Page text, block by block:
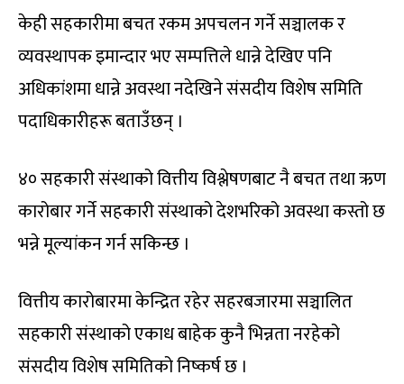
केही सहकारीमा बचत रकम अपचलन गर्ने सञ्चालक र
व्यवस्थापक इमान्दार भए सम्पत्तिले धान्ने देखिए पनि
अधिकांशमा धान्ने अवस्था नदेखिने संसदीय विशेष समिति
पदाधिकारीहरू बताउँछन् ।
४० सहकारी संस्थाको वित्तीय विश्लेषणबाट नै बचत तथा ऋण
कारोबार गर्ने सहकारी संस्थाको देशभरिको अवस्था कस्तो छ
भन्ने मूल्यांकन गर्न सकिन्छ ।
वित्तीय कारोबारमा केन्द्रित रहेर सहरबजारमा सञ्चालित
सहकारी संस्थाको एकाध बाहेक कुनै भिन्नता नरहेको
संसदीय विशेष समितिको निष्कर्ष छ ।